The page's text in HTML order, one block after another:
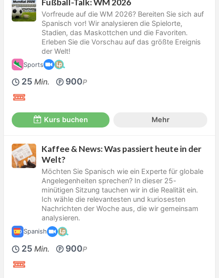
Vorfreude auf die WM 2026? Bereiten Sie sich auf
Spanisch vor! Wir analysieren die Spielorte,
Stadien, das Maskottchen und die Favoriten.
Erleben Sie die Vorschau auf das größte Ereignis
der Welt!
Sports
25 Min. 900P
Kurs buchen Mehr
Kaffee & News: Was passiert heute in der
Welt?
Möchten Sie Spanisch wie ein Experte für globale
Angelegenheiten sprechen? In dieser 25-
minütigen Sitzung tauchen wir in die Realität ein.
Ich wähle die relevantesten und kuriosesten
Nachrichten der Woche aus, die wir gemeinsam
analysieren.
Spanish
25 Min. 900P